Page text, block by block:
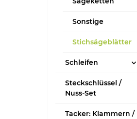
Sonstige
Stichsägeblätter
Schleifen
Steckschlüssel /
Nuss-Set
Tacker: Klammern /